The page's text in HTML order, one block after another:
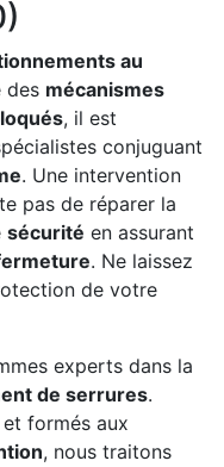
au
des mécanismes
, il est
conjuguant
. Une intervention
pas de réparer la
sécurité en assurant
. Ne laissez
de votre
experts dans la
de serrures.
et formés aux
, nous traitons